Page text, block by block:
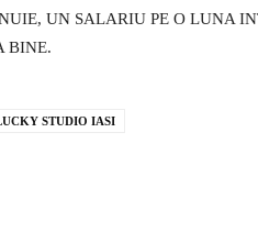
UN SALARIU PE O LUNA
BINE.
STUDIO IASI